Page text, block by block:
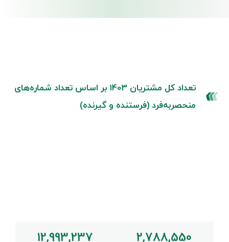
تعداد کل مشتریان 1403 بر اساس تعداد شماره‌های
منحصربه‌فرد (فرستنده و گیرنده)
2,788,550
12,993,237